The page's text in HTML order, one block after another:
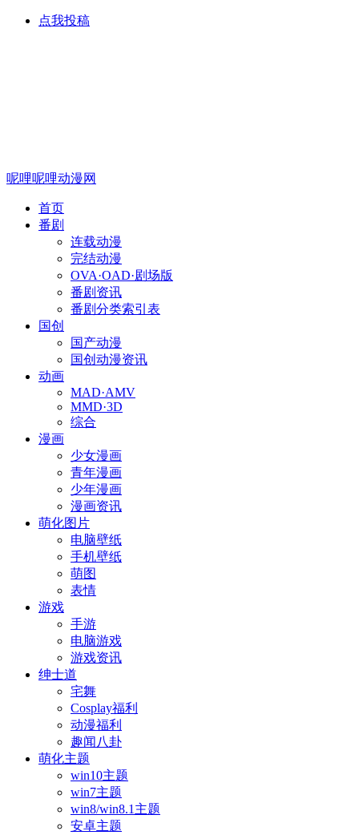
点我投稿
呢哩呢哩动漫网
首页
番剧
连载动漫
完结动漫
OVA·OAD·剧场版
番剧资讯
番剧分类索引表
国创
国产动漫
国创动漫资讯
动画
MAD·AMV
MMD·3D
综合
漫画
少女漫画
青年漫画
少年漫画
漫画资讯
萌化图片
电脑壁纸
手机壁纸
萌图
表情
游戏
手游
电脑游戏
游戏资讯
绅士道
宅舞
Cosplay福利
动漫福利
趣闻八卦
萌化主题
win10主题
win7主题
win8/win8.1主题
安卓主题